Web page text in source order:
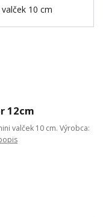
12cm
valček 10 cm. Výrobca: